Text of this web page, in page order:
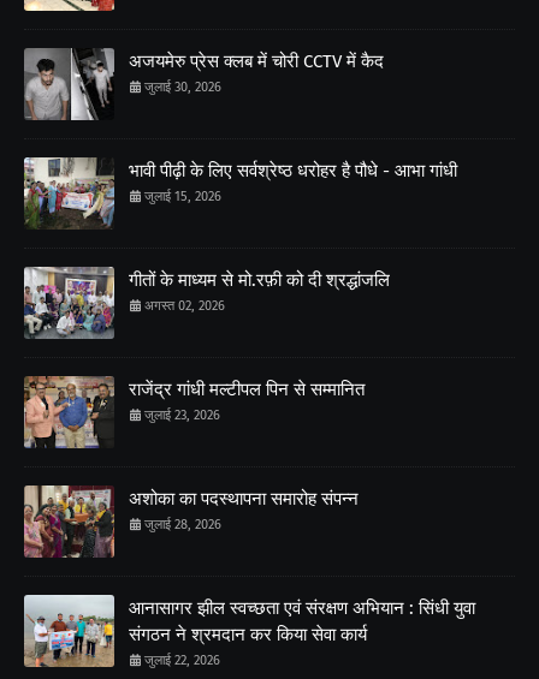
अजयमेरु प्रेस क्लब में चोरी CCTV में कैद
जुलाई 30, 2026
भावी पीढ़ी के लिए सर्वश्रेष्ठ धरोहर है पौधे - आभा गांधी
जुलाई 15, 2026
गीतों के माध्यम से मो.रफ़ी को दी श्रद्धांजलि
अगस्त 02, 2026
राजेंद्र गांधी मल्टीपल पिन से सम्मानित
जुलाई 23, 2026
अशोका का पदस्थापना समारोह संपन्न
जुलाई 28, 2026
आनासागर झील स्वच्छता एवं संरक्षण अभियान : सिंधी युवा
संगठन ने श्रमदान कर किया सेवा कार्य
जुलाई 22, 2026